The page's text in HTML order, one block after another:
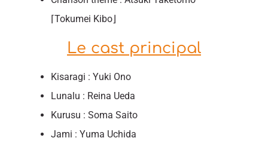
⌈Tokumei Kibo⌋
Le cast principal
Kisaragi : Yuki Ono
Lunalu : Reina Ueda
Kurusu : Soma Saito
Jami : Yuma Uchida